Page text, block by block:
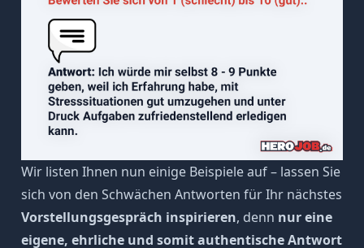
Wir listen Ihnen nun einige Beispiele auf – lassen Sie
sich von den Schwächen Antworten für Ihr nächstes
Vorstellungsgespräch inspirieren, denn nur eine
eigene, ehrliche und somit authentische Antwort